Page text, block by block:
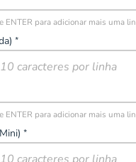
ENTER para adicionar mais uma
*
ENTER para adicionar mais uma
*